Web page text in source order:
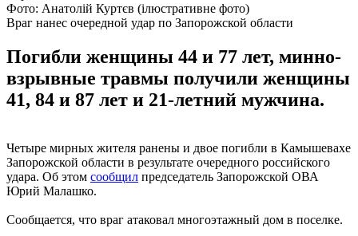
Фото: Анатолій Куртєв (ілюстративне фото)
Враг нанес очередной удар по Запорожской области
Погибли женщины 44 и 77 лет, минно-
взрывные травмы получили женщины
41, 84 и 87 лет и 21-летний мужчина.
Четыре мирных жителя ранены и двое погибли в Камышевахе
Запорожской области в результате очередного российского
удара. Об этом сообщил председатель Запорожской ОВА
Юрий Малашко.
Сообщается, что враг атаковал многоэтажный дом в поселке.